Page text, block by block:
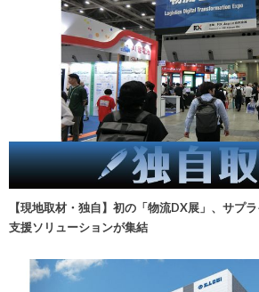
【現地取材・独自】初の「物流DX展」、サプ
支援ソリューションが集結